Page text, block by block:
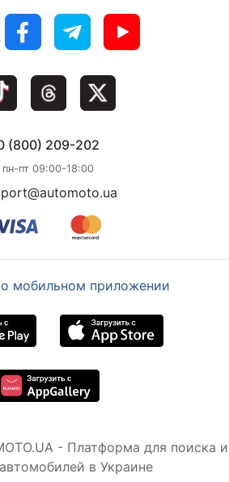
(800) 209-202
пн-пт 09:00-18:00
мобильном приложении
- Платформа для поиска и
в Украине